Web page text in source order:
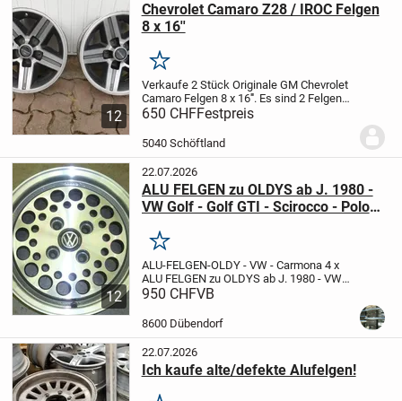
12
Chevrolet Camaro Z28 / IROC Felgen
8 x 16''
Merken
Verkaufe 2 Stück Originale GM Chevrolet
Camaro Felgen 8 x 16'''. Es sind 2 Felgen
von Vorne! Die Gelegenheit um Diese auf
der H - Achse zu montieren. Die Felgen
befinden sich in der Schweiz / Aarau,...
650 CHFFestpreis
5040 Schöftland
12
22.07.2026
ALU FELGEN zu OLDYS ab J. 1980 -
VW Golf - Golf GTI - Scirocco - Polo
Schrauben,inkl. Logo
Merken
ALU-FELGEN-OLDY - VW - Carmona 4 x
ALU FELGEN zu OLDYS ab J. 1980 - VW
Golf - Golf GTI - Scirocco - Polo Derby
Deckel Chrom Schwarz
950 CHFVB
8600 Dübendorf
22.07.2026
Ich kaufe alte/defekte Alufelgen!